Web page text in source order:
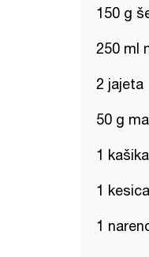
150 g
250 ml
2 jajeta
50 g
1
1
1